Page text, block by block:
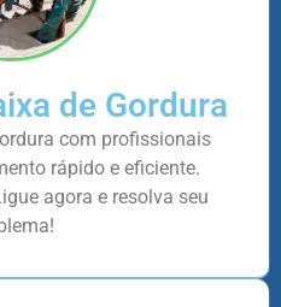
de Gordura
com profissionais
rápido e eficiente.
agora e resolva seu